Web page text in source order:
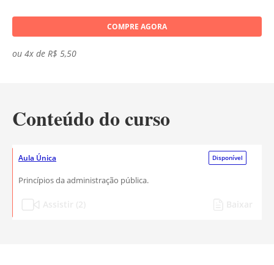
COMPRE AGORA
ou 4x de R$ 5,50
Conteúdo do curso
Aula Única Disponível
Princípios da administração pública.